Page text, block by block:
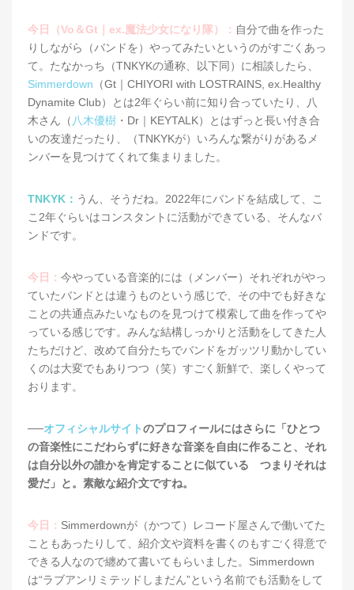
今日（Vo＆Gt｜ex.魔法少女になり隊）： 自分で曲を作った
りしながら（バンドを）やってみたいというのがすごくあっ
て。たなかっち（TNKYKの通称、以下同）に相談したら、
Simmerdown （Gt｜CHIYORI with LOSTRAINS, ex.Healthy
Dynamite Club）とは2年ぐらい前に知り合っていたり、八
木さん（ 八木優樹 ・Dr｜KEYTALK）とはずっと長い付き合
いの友達だったり、（TNKYKが）いろんな繋がりがあるメ
ンバーを見つけてくれて集まりました。
TNKYK： うん、そうだね。2022年にバンドを結成して、こ
こ2年ぐらいはコンスタントに活動ができている、そんなバ
ンドです。
今日： 今やっている音楽的には（メンバー）それぞれがやっ
ていたバンドとは違うものという感じで、その中でも好きな
ことの共通点みたいなものを見つけて模索して曲を作ってや
っている感じです。みんな結構しっかりと活動をしてきた人
たちだけど、改めて自分たちでバンドをガッツリ動かしてい
くのは大変でもありつつ（笑）すごく新鮮で、楽しくやって
おります。
──オフィシャルサイトのプロフィールにはさらに「ひとつ
の音楽性にこだわらずに好きな音楽を自由に作ること、それ
は自分以外の誰かを肯定することに似ている つまりそれは
愛だ」と。素敵な紹介文ですね。
今日： Simmerdownが（かつて）レコード屋さんで働いてた
こともあったりして、紹介文や資料を書くのもすごく得意で
できる人なので纏めて書いてもらいました。Simmerdown
は“ラブアンリミテッドしまだん”という名前でも活動をして